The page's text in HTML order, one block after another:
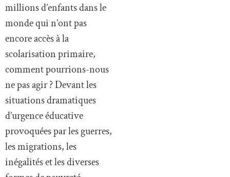
millions d’enfants dans le
monde qui n’ont pas
encore accès à la
scolarisation primaire,
comment pourrions-nous
ne pas agir ? Devant les
situations dramatiques
d’urgence éducative
provoquées par les guerres,
les migrations, les
inégalités et les diverses